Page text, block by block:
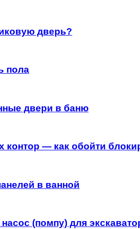
дверь?
пола
двери в баню
контор — как обойти
в ванной
(помпу) для